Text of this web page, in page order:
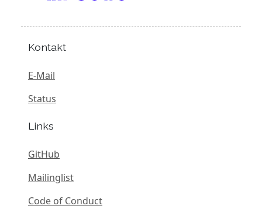
Kontakt
E-Mail
Status
Links
GitHub
Mailinglist
Code of Conduct